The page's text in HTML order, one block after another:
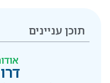
תוכן עניינים